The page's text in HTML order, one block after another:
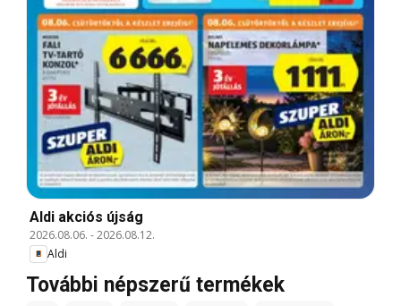
Aldi akciós újság
2026.08.06. -2026.08.12.
Aldi
További népszerű termékek